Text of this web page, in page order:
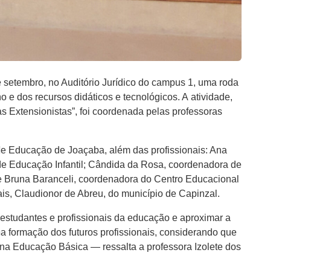
no Auditório Jurídico do campus 1, uma roda
e dos recursos didáticos e tecnológicos. A atividade,
Extensionistas”, foi coordenada pelas professoras
Educação de Joaçaba, além das profissionais: Ana
Educação Infantil; Cândida da Rosa, coordenadora de
Baranceli, coordenadora do Centro Educacional
Claudionor de Abreu, do município de Capinzal.
e profissionais da educação e aproximar a
formação dos futuros profissionais, considerando que
Educação Básica — ressalta a professora Izolete dos